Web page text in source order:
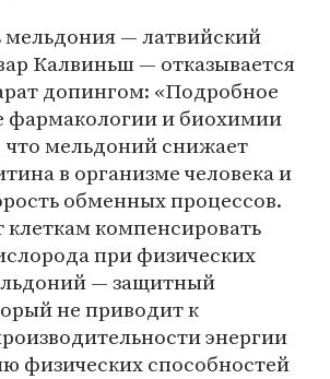
мельдония — латвийский
Калвиньш — отказывается
допингом: «Подробное
фармакологии и биохимии
мельдоний снижает
в организме человека и
обменных процессов.
клеткам компенсировать
при физических
— защитный
не приводит к
энергии
физических способностей